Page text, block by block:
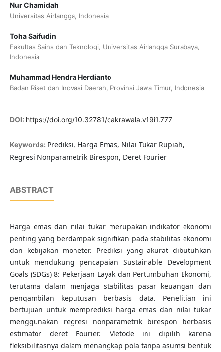
Nur Chamidah
Universitas Airlangga, Indonesia
Toha Saifudin
Fakultas Sains dan Teknologi, Universitas Airlangga Surabaya,
Indonesia
Muhammad Hendra Herdianto
Badan Riset dan Inovasi Daerah, Provinsi Jawa Timur, Indonesia
DOI: https://doi.org/10.32781/cakrawala.v19i1.777
Keywords: Prediksi, Harga Emas, Nilai Tukar Rupiah,
Regresi Nonparametrik Birespon, Deret Fourier
ABSTRACT
Harga emas dan nilai tukar merupakan indikator ekonomi
penting yang berdampak signifikan pada stabilitas ekonomi
dan kebijakan moneter. Prediksi yang akurat dibutuhkan
untuk mendukung pencapaian Sustainable Development
Goals (SDGs) 8: Pekerjaan Layak dan Pertumbuhan Ekonomi,
terutama dalam menjaga stabilitas pasar keuangan dan
pengambilan keputusan berbasis data. Penelitian ini
bertujuan untuk memprediksi harga emas dan nilai tukar
menggunakan regresi nonparametrik birespon berbasis
estimator deret Fourier. Metode ini dipilih karena
fleksibilitasnya dalam menangkap pola tanpa asumsi bentuk